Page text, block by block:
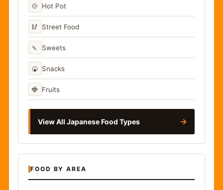
🍲 Hot Pot
🥢 Street Food
🍡 Sweets
🍘 Snacks
🍓 Fruits
View All Japanese Food Types →
FOOD BY AREA